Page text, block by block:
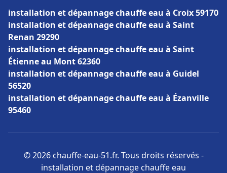
installation et dépannage chauffe eau à Croix 59170
installation et dépannage chauffe eau à Saint
Renan 29290
installation et dépannage chauffe eau à Saint
Étienne au Mont 62360
installation et dépannage chauffe eau à Guidel
56520
installation et dépannage chauffe eau à Ézanville
95460
© 2026 chauffe-eau-51.fr. Tous droits réservés -
installation et dépannage chauffe eau